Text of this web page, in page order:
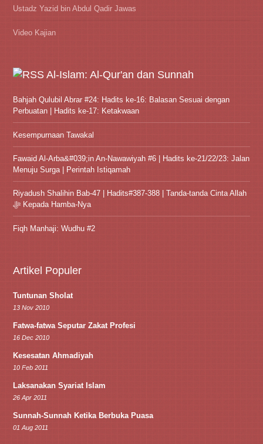
Ustadz Yazid bin Abdul Qadir Jawas
Video Kajian
Al-Islam: Al-Qur'an dan Sunnah
Bahjah Qulubil Abrar #24: Hadits ke-16: Balasan Sesuai dengan
Perbuatan | Hadits ke-17: Ketakwaan
Kesempurnaan Tawakal
Fawaid Al-Arba&#039;in An-Nawawiyah #6 | Hadits ke-21/22/23: Jalan
Menuju Surga | Perintah Istiqamah
Riyadush Shalihin Bab-47 | Hadits#387-388 | Tanda-tanda Cinta Allah
ﷻ Kepada Hamba-Nya
Fiqh Manhaji: Wudhu #2
Artikel Populer
Tuntunan Sholat
13 Nov 2010
Fatwa-fatwa Seputar Zakat Profesi
16 Dec 2010
Kesesatan Ahmadiyah
10 Feb 2011
Laksanakan Syariat Islam
26 Apr 2011
Sunnah-Sunnah Ketika Berbuka Puasa
01 Aug 2011